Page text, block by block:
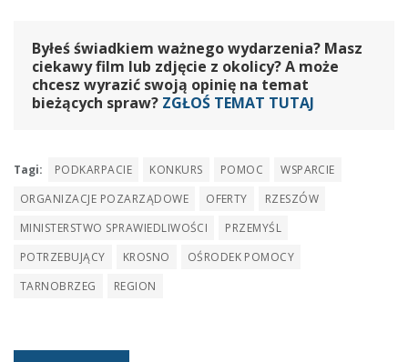
Byłeś świadkiem ważnego wydarzenia? Masz
ciekawy film lub zdjęcie z okolicy? A może
chcesz wyrazić swoją opinię na temat
bieżących spraw? ZGŁOŚ TEMAT TUTAJ
Tagi: PODKARPACIE KONKURS POMOC
WSPARCIE
ORGANIZACJE POZARZĄDOWE
OFERTY
RZESZÓW
MINISTERSTWO SPRAWIEDLIWOŚCI
PRZEMYŚL
POTRZEBUJĄCY
KROSNO
OŚRODEK POMOCY
TARNOBRZEG
REGION